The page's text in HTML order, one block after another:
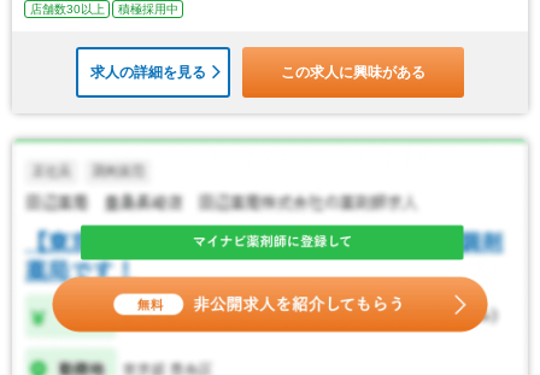
店舗数30以上
積極採用中
求人の詳細を見る この求人に興味がある